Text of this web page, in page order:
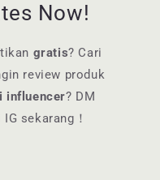
Now!
gratis? Cari
review produk
influencer? DM
IG sekarang！